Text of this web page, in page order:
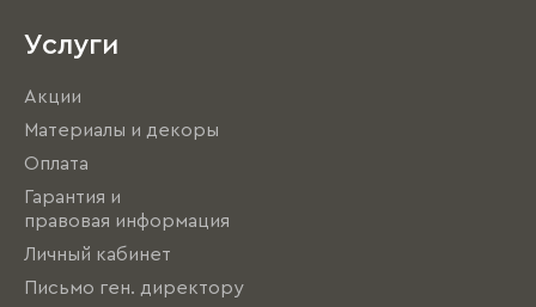
Услуги
Акции
Материалы и декоры
Оплата
Гарантия и
правовая информация
Личный кабинет
Письмо ген. директору